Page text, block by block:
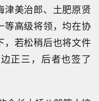
津美治郎、土肥原贤
等高级将领，均在协
，若松稍后也将文件
正三，后者也签了